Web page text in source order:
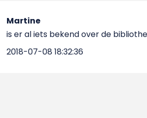
Martine
is er al iets bekend over de
2018-07-08 18:32:36